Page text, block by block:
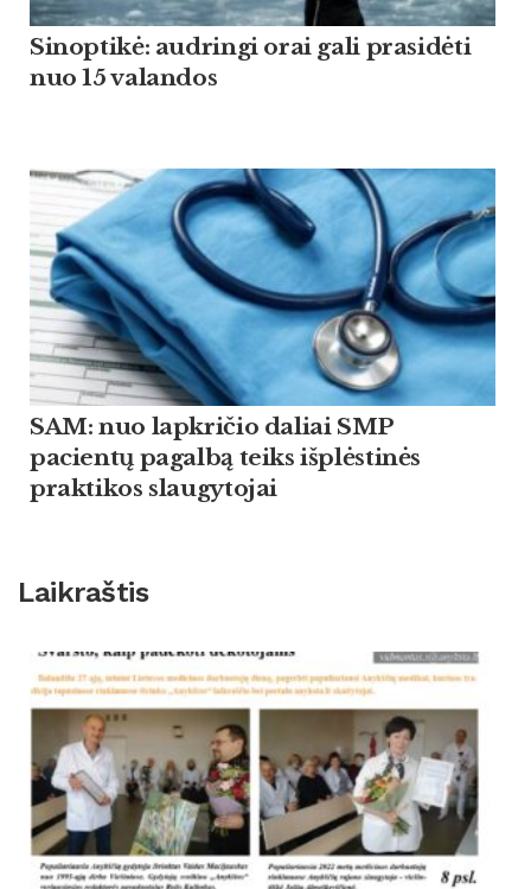
Sinoptikė: audringi orai gali prasidėti
nuo 15 valandos
SAM: nuo lapkričio daliai SMP
pacientų pagalbą teiks išplėstinės
praktikos slaugytojai
Laikraštis